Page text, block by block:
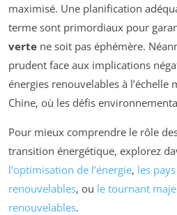
maximisé. Une planification
terme sont primordiaux pour
verte ne soit pas éphémère.
prudent face aux implications
énergies renouvelables à
Chine, où les défis
Pour mieux comprendre le rôle
transition énergétique, explorez
l’optimisation de l’énergie, les
renouvelables, ou le tournant
renouvelables.